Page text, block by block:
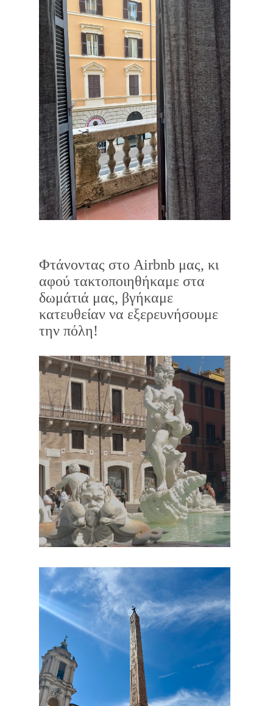
Φτάνοντας στο Airbnb μας, κι
αφού τακτοποιηθήκαμε στα
δωμάτιά μας, βγήκαμε
κατευθείαν να εξερευνήσουμε
την πόλη!